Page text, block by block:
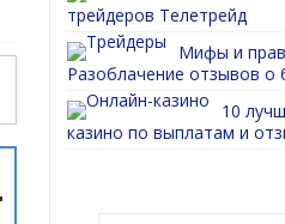
трейдеров Телетрейд
Мифы и
Разоблачение отзывов о
10
казино по выплатам и